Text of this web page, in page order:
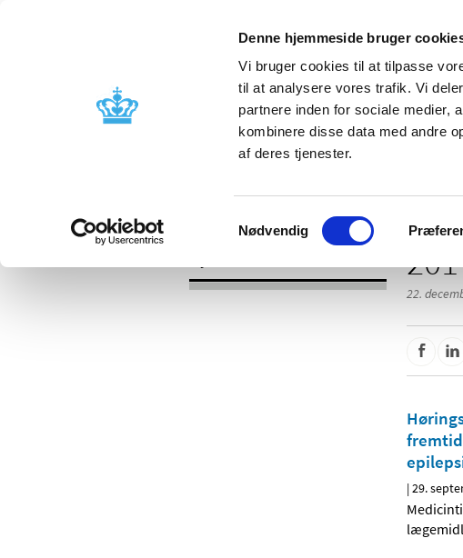
Denne hjemmeside bruger
Vi bruger cookies til at tilpasse
til at analysere vores trafik. Vi
partnere inden for sociale medier,
kombinere disse data med andre
af deres tjenester.
Samtykkevalg
Nødvendig
Godkendelse og
Bivirkninger og
produktinformation
22.
|29.